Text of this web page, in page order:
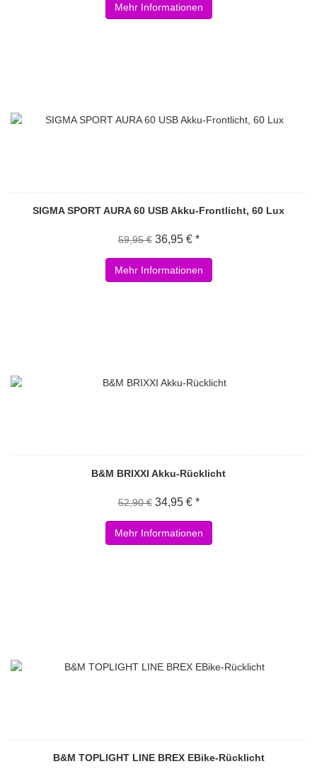
Mehr Informationen
SIGMA SPORT AURA 60 USB Akku-Frontlicht, 60 Lux
59,95 € 36,95 € *
Mehr Informationen
B&M BRIXXI Akku-Rücklicht
52,90 € 34,95 € *
Mehr Informationen
B&M TOPLIGHT LINE BREX EBike-Rücklicht